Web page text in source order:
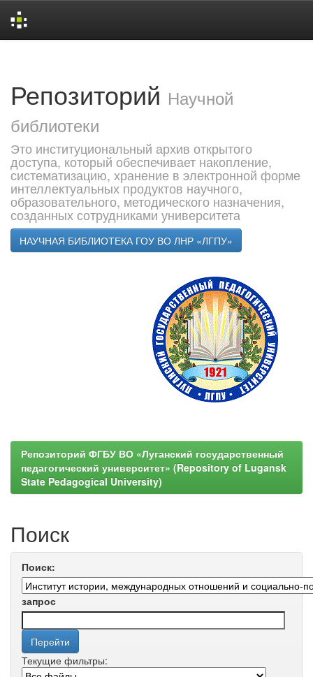
Репозиторий Научной
библиотеки
Это институциональный архив открытого
доступа, который обеспечивает накопление,
систематизацию, хранение в электронной форме
интеллектуальных продуктов научного,
образовательного, методического назначения,
созданных сотрудниками университета
НАУЧНАЯ БИБЛИОТЕКА ГОУ ВО ЛНР «ЛГПУ»
Репозиторий ФГБУ ВО «Луганский государственный
педагогический университет» (Repository of Lugansk
State Pedagogical University)
Поиск
Поиск:
запрос
Текущие фильтры: